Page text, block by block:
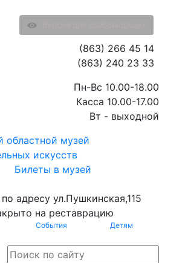
областной музей
искусств
Билеты в музей
адресу ул.Пушкинская,115
на реставрацию
События Детям
(863) 266 45 14
(863) 240 23 33
Пн-Вс 10.00-18.00
Касса 10.00-17.00
Вт - выходной